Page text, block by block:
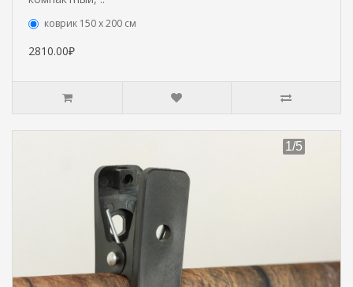
коврик 150 х 200 см
2810.00₽